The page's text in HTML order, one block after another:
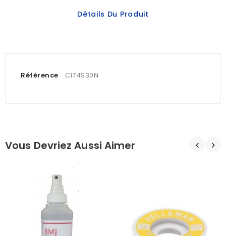
Détails Du Produit
Référence CI74S30N
Vous Devriez Aussi Aimer